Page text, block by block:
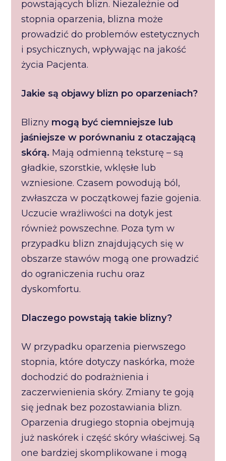
powstających blizn. Niezależnie od
stopnia oparzenia, blizna może
prowadzić do problemów estetycznych
i psychicznych, wpływając na jakość
życia Pacjenta.
Jakie są objawy blizn po oparzeniach?
Blizny mogą być ciemniejsze lub
jaśniejsze w porównaniu z otaczającą
skórą. Mają odmienną teksturę – są
gładkie, szorstkie, wklęsłe lub
wzniesione. Czasem powodują ból,
zwłaszcza w początkowej fazie gojenia.
Uczucie wrażliwości na dotyk jest
również powszechne. Poza tym w
przypadku blizn znajdujących się w
obszarze stawów mogą one prowadzić
do ograniczenia ruchu oraz
dyskomfortu.
Dlaczego powstają takie blizny?
W przypadku oparzenia pierwszego
stopnia, które dotyczy naskórka, może
dochodzić do podrażnienia i
zaczerwienienia skóry. Zmiany te goją
się jednak bez pozostawiania blizn.
Oparzenia drugiego stopnia obejmują
już naskórek i część skóry właściwej. Są
one bardziej skomplikowane i mogą